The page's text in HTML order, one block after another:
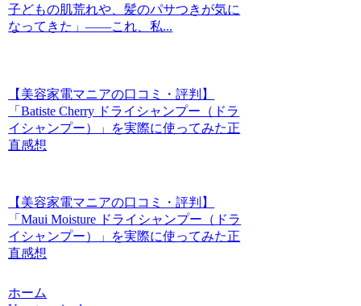
子どもの肌荒れや、髪のパサつきが気に
なってきた」――これ、私...
【美容家電マニアの口コミ・評判】
「Batiste Cherry ドライシャンプー（ドラ
イシャンプー）」を実際に使ってみた正
直感想
【美容家電マニアの口コミ・評判】
「Maui Moisture ドライシャンプー（ドラ
イシャンプー）」を実際に使ってみた正
直感想
ホーム